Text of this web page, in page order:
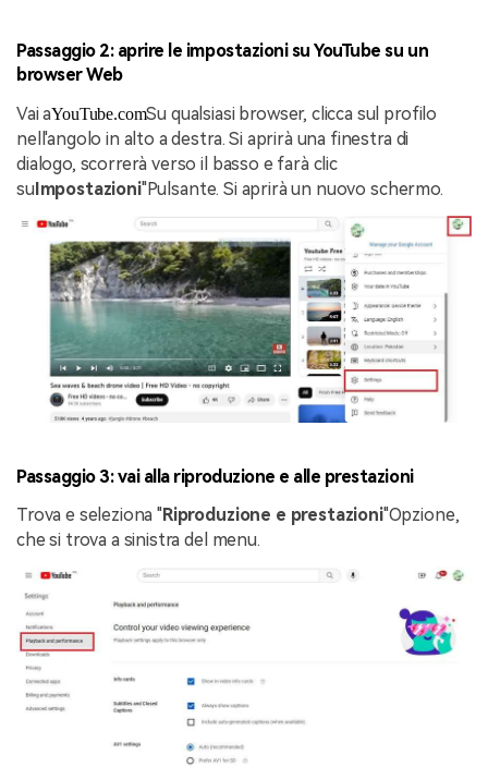
Passaggio 2: aprire le impostazioni su YouTube su un
browser Web
Vai aYouTube.comSu qualsiasi browser, clicca sul profilo
nell'angolo in alto a destra. Si aprirà una finestra di
dialogo, scorrerà verso il basso e farà clic
suImpostazioni"Pulsante. Si aprirà un nuovo schermo.
Passaggio 3: vai alla riproduzione e alle prestazioni
Trova e seleziona "Riproduzione e prestazioni"Opzione,
che si trova a sinistra del menu.